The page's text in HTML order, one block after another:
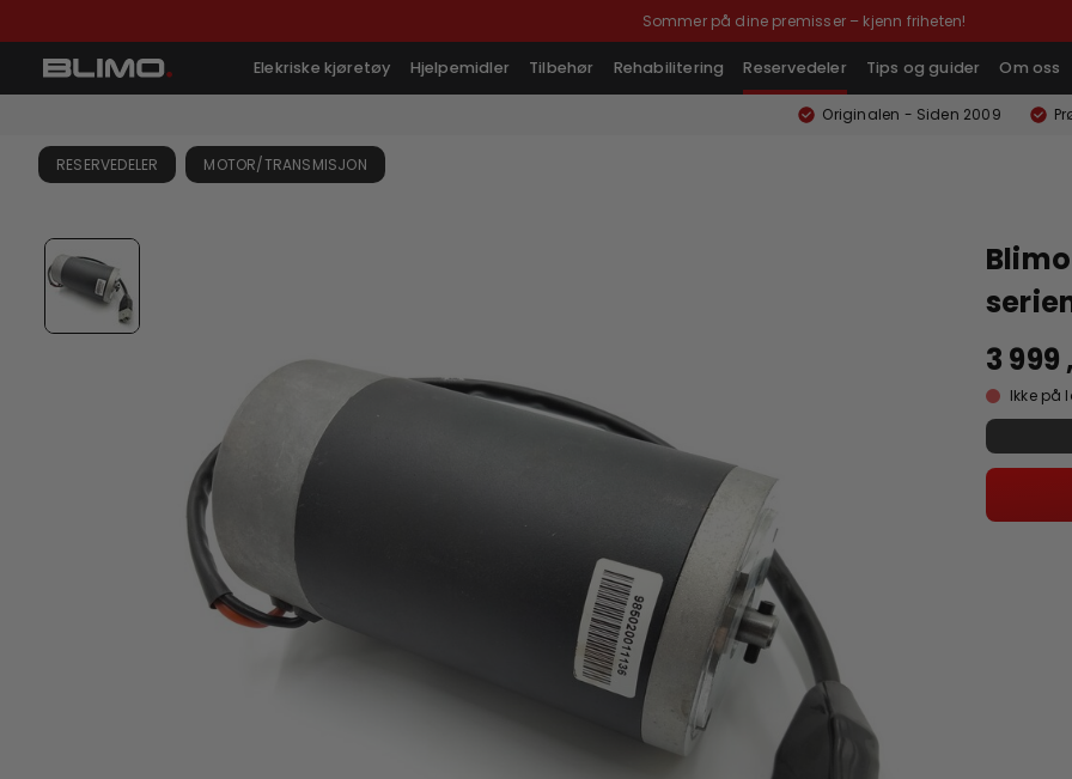
Sommer på dine premisser – kjenn friheten!
Elekriske kjøretøy Hjelpemidler Tilbehør Rehabilitering Reservedeler Tips og guider Om oss
Originalen - Siden 2009
RESERVEDELER MOTOR/TRANSMISJON
3 999
Ikke på